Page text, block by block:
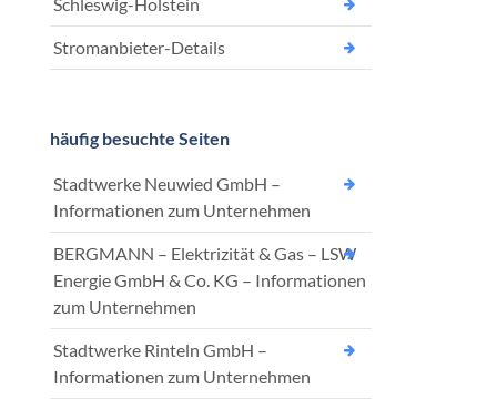
Stromanbieter-Details
häufig besuchte Seiten
Stadtwerke Neuwied GmbH –
Informationen zum Unternehmen
BERGMANN – Elektrizität & Gas – LSW
Energie GmbH & Co. KG – Informationen
zum Unternehmen
Stadtwerke Rinteln GmbH –
Informationen zum Unternehmen